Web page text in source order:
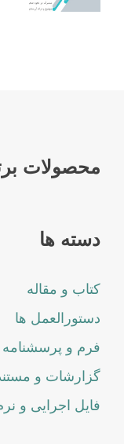
محصولات
دسته ها
کتاب و مقاله
دستورالعمل ها
فرم و پرسشنامه
گزارشات و
فایل اجرایی و